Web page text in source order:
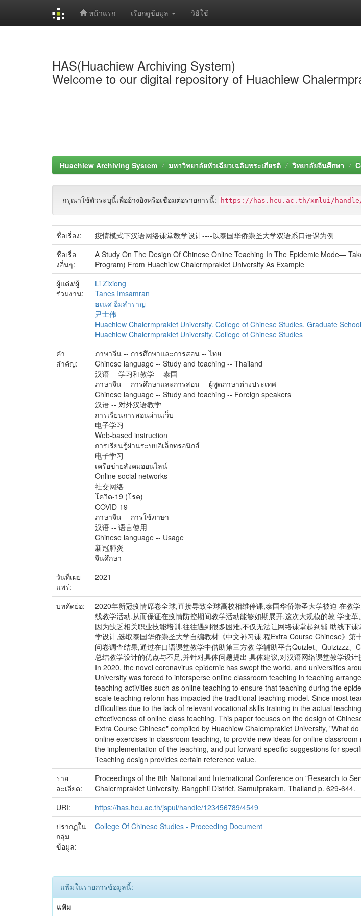
หน้าแรก เรียกดูข้อมูล วิธีใช้
HAS(Huachiew Archiving System)
Welcome to our digital repository of Huachiew
Huachiew Archiving System มหาวิทยาลัยหัวเฉียวเฉลิมพระเกียรติ วิทยาลัยจีนศึกษา
กรุณาใช้ตัวระบุนี้เพื่ออ้างอิงหรือเชื่อมต่อรายการนี้: https://has.hcu.ac.th/xmlui/handle/
ชื่อเรื่อง:
疫情模式下汉语网络课堂教学设计----以泰国华侨崇圣大学双语系口语课为例
ชื่อเรื่อ
งอื่นๆ:
A Study On The Design Of Chinese Online Teaching In The Epidemic Mode—
Program) From Huachiew Chalermprakiet University As Example
ผู้แต่ง/ผู้
ร่วมงาน:
Li Zixiong
Tanes Imsamran
ธเนศ อิ่มสำราญ
尹士伟
Huachiew Chalermprakiet University. College of Chinese Studies. Graduate School
Huachiew Chalermprakiet University. College of Chinese Studies
คำ
สำคัญ:
ภาษาจีน -- การศึกษาและการสอน -- ไทย
Chinese language -- Study and teaching -- Thailand
汉语 -- 学习和教学 -- 泰国
ภาษาจีน -- การศึกษาและการสอน -- ผู้พูดภาษาต่างประเทศ
Chinese language -- Study and teaching -- Foreign speakers
汉语 -- 对外汉语教学
การเรียนการสอนผ่านเว็บ
电子学习
Web-based instruction
การเรียนรู้ผ่านระบบอิเล็กทรอนิกส์
电子学习
เครือข่ายสังคมออนไลน์
Online social networks
社交网络
โควิด-19 (โรค)
COVID-19
ภาษาจีน -- การใช้ภาษา
汉语 -- 语言使用
Chinese language -- Usage
新冠肺炎
จีนศึกษา
วันที่เผย
แพร่:
2021
บทคัดย่อ:
2020年新冠疫情席卷全球,直接导致全球高校相维停课,泰国华侨崇圣大学被迫 在
线教学活动,从而保证在疫情防控期间教学活动能够如期展开,这次大规模的教 学变
因为缺乏相关职业技能培训,往往遇到很多困难,不仅无法让网络课堂起到辅 助线下
学设计,选取泰国华侨崇圣大学自编教材《中文补习课 程Extra Course Chinese》
问卷调查结果,通过在口语课堂教学中借助第三方教 学辅助平台Quizlet、Quizizzz
总结教学设计的优点与不足,并针对具体问题提出 具体建议,对汉语网络课堂教学设计
In 2020, the novel coronavirus epidemic has swept the world, and universities
University was forced to intersperse online classroom teaching in teaching
teaching activities such as online teaching to ensure that teaching during the
scale teaching reform has impacted the traditional teaching model. Since most
difficulties due to the lack of relevant vocational skills training in the actual
effectiveness of online class teaching. This paper focuses on the design of
Extra Course Chinese" compiled by Huachiew Chalemprakiet University, "What
online exercises in classroom teaching, to provide new ideas for online
the implementation of the teaching, and put forward specific suggestions for
Teaching design provides certain reference value.
ราย
ละเอียด:
Proceedings of the 8th National and International Conference on "Research to
Chalermprakiet University, Bangphli District, Samutprakarn, Thailand p. 629-644.
URI:
https://has.hcu.ac.th/jspui/handle/123456789/4549
ปรากฏใน
กลุ่ม
ข้อมูล:
College Of Chinese Studies - Proceeding Document
แฟ้มในรายการข้อมูลนี้:
แฟ้ม